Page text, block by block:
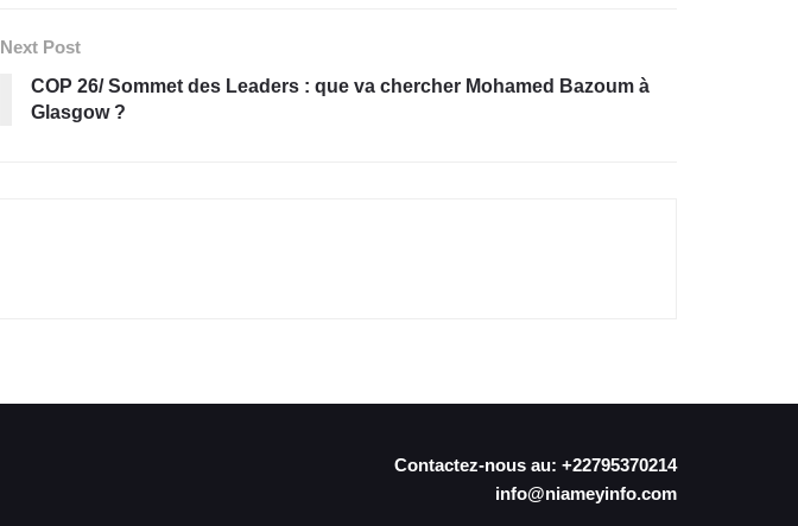
Next Post
COP 26/ Sommet des Leaders : que va chercher Mohamed Bazoum à
Glasgow ?
Contactez-nous au: +22795370214
info@niameyinfo.com